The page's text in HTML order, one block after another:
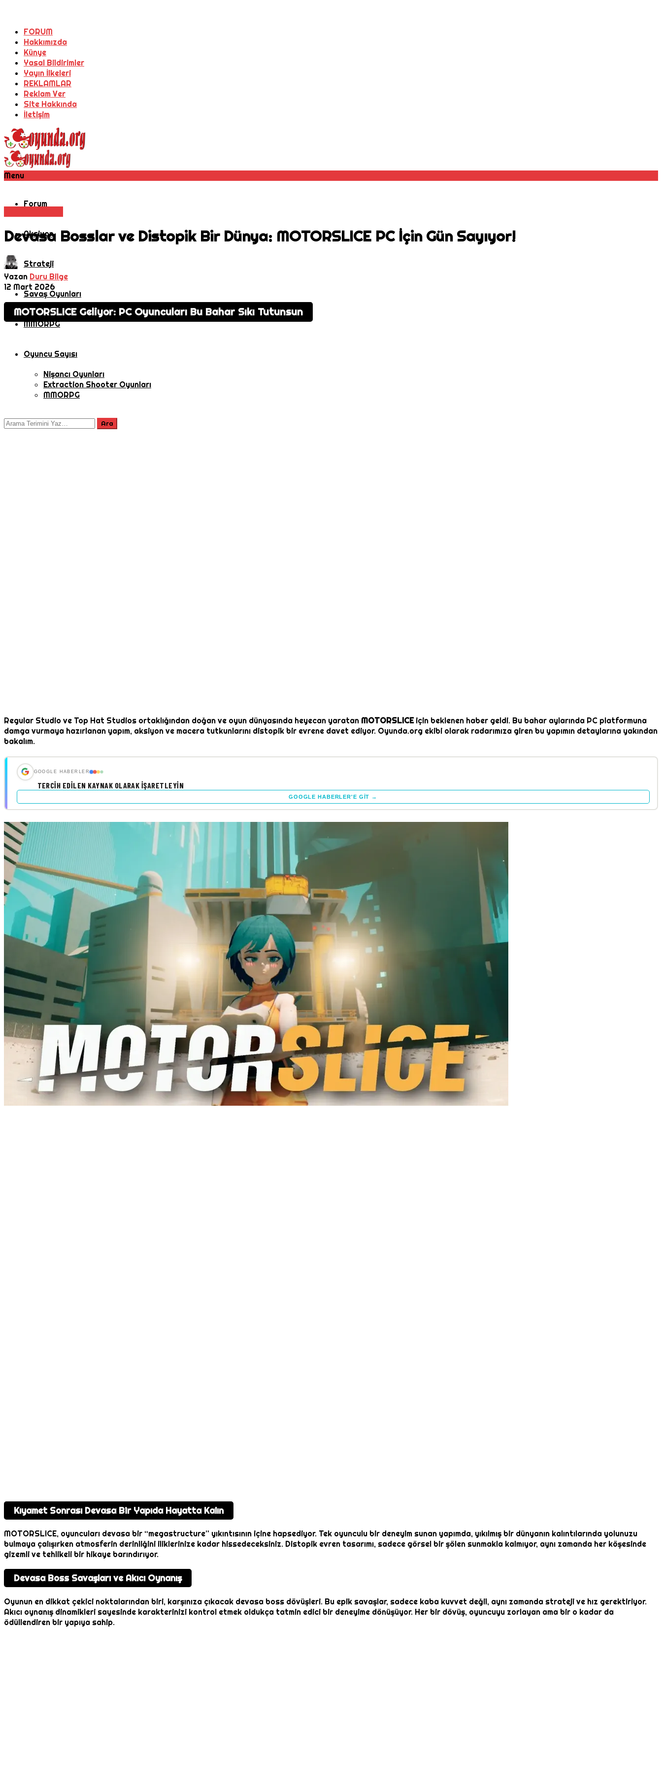
FORUM
Hakkımızda
Künye
Yasal Bildirimler
Yayın İlkeleri
REKLAMLAR
Reklam Ver
Site Hakkında
İletişim
Menu
Forum
Aksiyon
Strateji
Savaş Oyunları
MMORPG
Oyuncu Sayısı
Nişancı Oyunları
Extraction Shooter Oyunları
MMORPG
Devasa Bosslar ve Distopik Bir Dünya: MOTORSLICE PC İçin Gün Sayıyor!
Yazan Duru Bilge
12 Mart 2026
MOTORSLICE Geliyor: PC Oyuncuları Bu Bahar Sıkı Tutunsun
Regular Studio ve Top Hat Studios ortaklığından doğan ve oyun dünyasında heyecan yaratan MOTORSLICEiçin beklenen haber geldi. Bu bahar aylarında PC platformuna
damga vurmaya hazırlanan yapım, aksiyon ve macera tutkunlarını distopik bir evrene davet ediyor. Oyunda.org ekibi olarak radarımıza giren bu yapımın detaylarına yakından
bakalım.
GOOGLE HABERLER
TERCIH EDILEN KAYNAK OLARAK İŞARETLEYIN
GOOGLE HABERLER'E GIT →
Kıyamet Sonrası Devasa Bir Yapıda Hayatta Kalın
MOTORSLICE, oyuncuları devasa bir “megastructure” yıkıntısının içine hapsediyor. Tek oyunculu bir deneyim sunan yapımda, yıkılmış bir dünyanın kalıntılarında yolunuzu
bulmaya çalışırken atmosferin derinliğini iliklerinize kadar hissedeceksiniz. Distopik evren tasarımı, sadece görsel bir şölen sunmakla kalmıyor, aynı zamanda her köşesinde
gizemli ve tehlikeli bir hikaye barındırıyor.
Devasa Boss Savaşları ve Akıcı Oynanış
Oyunun en dikkat çekici noktalarından biri, karşınıza çıkacak devasa boss dövüşleri. Bu epik savaşlar, sadece kaba kuvvet değil, aynı zamanda strateji ve hız gerektiriyor.
Akıcı oynanış dinamikleri sayesinde karakterinizi kontrol etmek oldukça tatmin edici bir deneyime dönüşüyor. Her bir dövüş, oyuncuyu zorlayan ama bir o kadar da
ödüllendiren bir yapıya sahip.